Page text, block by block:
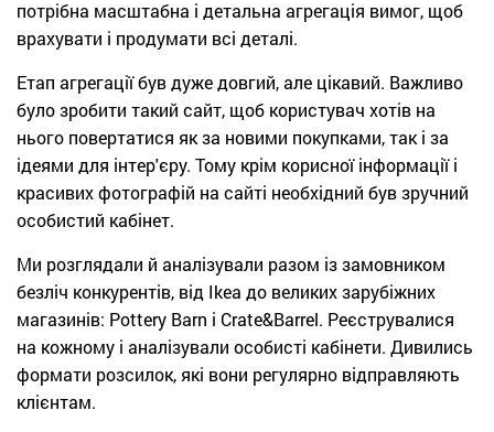
потрібна масштабна і детальна агрегація вимог, щоб
врахувати і продумати всі деталі.
Етап агрегації був дуже довгий, але цікавий. Важливо
було зробити такий сайт, щоб користувач хотів на
нього повертатися як за новими покупками, так і за
ідеями для інтер'єру. Тому крім корисної інформації і
красивих фотографій на сайті необхідний був зручний
особистий кабінет.
Ми розглядали й аналізували разом із замовником
безліч конкурентів, від Ikea до великих зарубіжних
магазинів: Pottery Barn і Crate&Barrel. Реєструвалися
на кожному і аналізували особисті кабінети. Дивились
формати розсилок, які вони регулярно відправляють
клієнтам.